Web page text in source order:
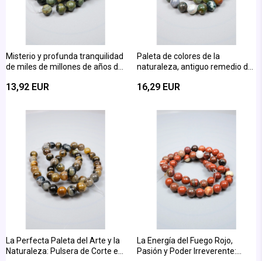
Misterio y profunda tranquilidad
de miles de millones de años de
Piedra Redonda cortada en 8
13,92 EUR
Paleta de colores de la
naturaleza, antiguo remedio del
cuentas de ágata hindú
8 mm
16,29 EUR
La Perfecta Paleta del Arte y la
Naturaleza: Pulsera de Corte en
La Energía del Fuego Rojo,
Pasión y Poder Irreverente: